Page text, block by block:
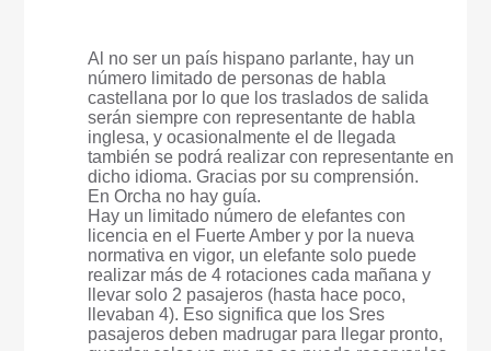
Al no ser un país hispano parlante, hay un
número limitado de personas de habla
castellana por lo que los traslados de salida
serán siempre con representante de habla
inglesa, y ocasionalmente el de llegada
también se podrá realizar con representante en
dicho idioma. Gracias por su comprensión.
En Orcha no hay guía.
Hay un limitado número de elefantes con
licencia en el Fuerte Amber y por la nueva
normativa en vigor, un elefante solo puede
realizar más de 4 rotaciones cada mañana y
llevar solo 2 pasajeros (hasta hace poco,
llevaban 4). Eso significa que los Sres
pasajeros deben madrugar para llegar pronto,